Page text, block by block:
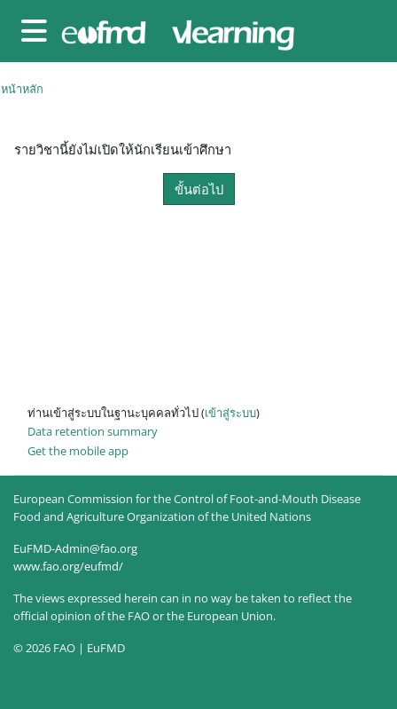
Side panel
หน้าหลัก
รายวิชานี้ยังไม่เปิดให้นักเรียนเข้าศึกษา
ขั้นต่อไป
ท่านเข้าสู่ระบบในฐานะบุคคลทั่วไป (เข้าสู่ระบบ)
Data retention summary
Get the mobile app
European Commission for the Control of Foot-and-Mouth Disease
Food and Agriculture Organization of the United Nations
EuFMD-Admin@fao.org
www.fao.org/eufmd/
The views expressed herein can in no way be taken to reflect the
official opinion of the FAO or the European Union.
© 2026 FAO | EuFMD